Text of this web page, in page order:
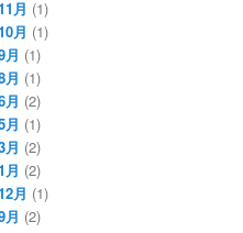
月 (1)
月 (1)
月 (1)
月 (1)
月 (2)
月 (1)
月 (2)
月 (2)
月 (1)
月 (2)